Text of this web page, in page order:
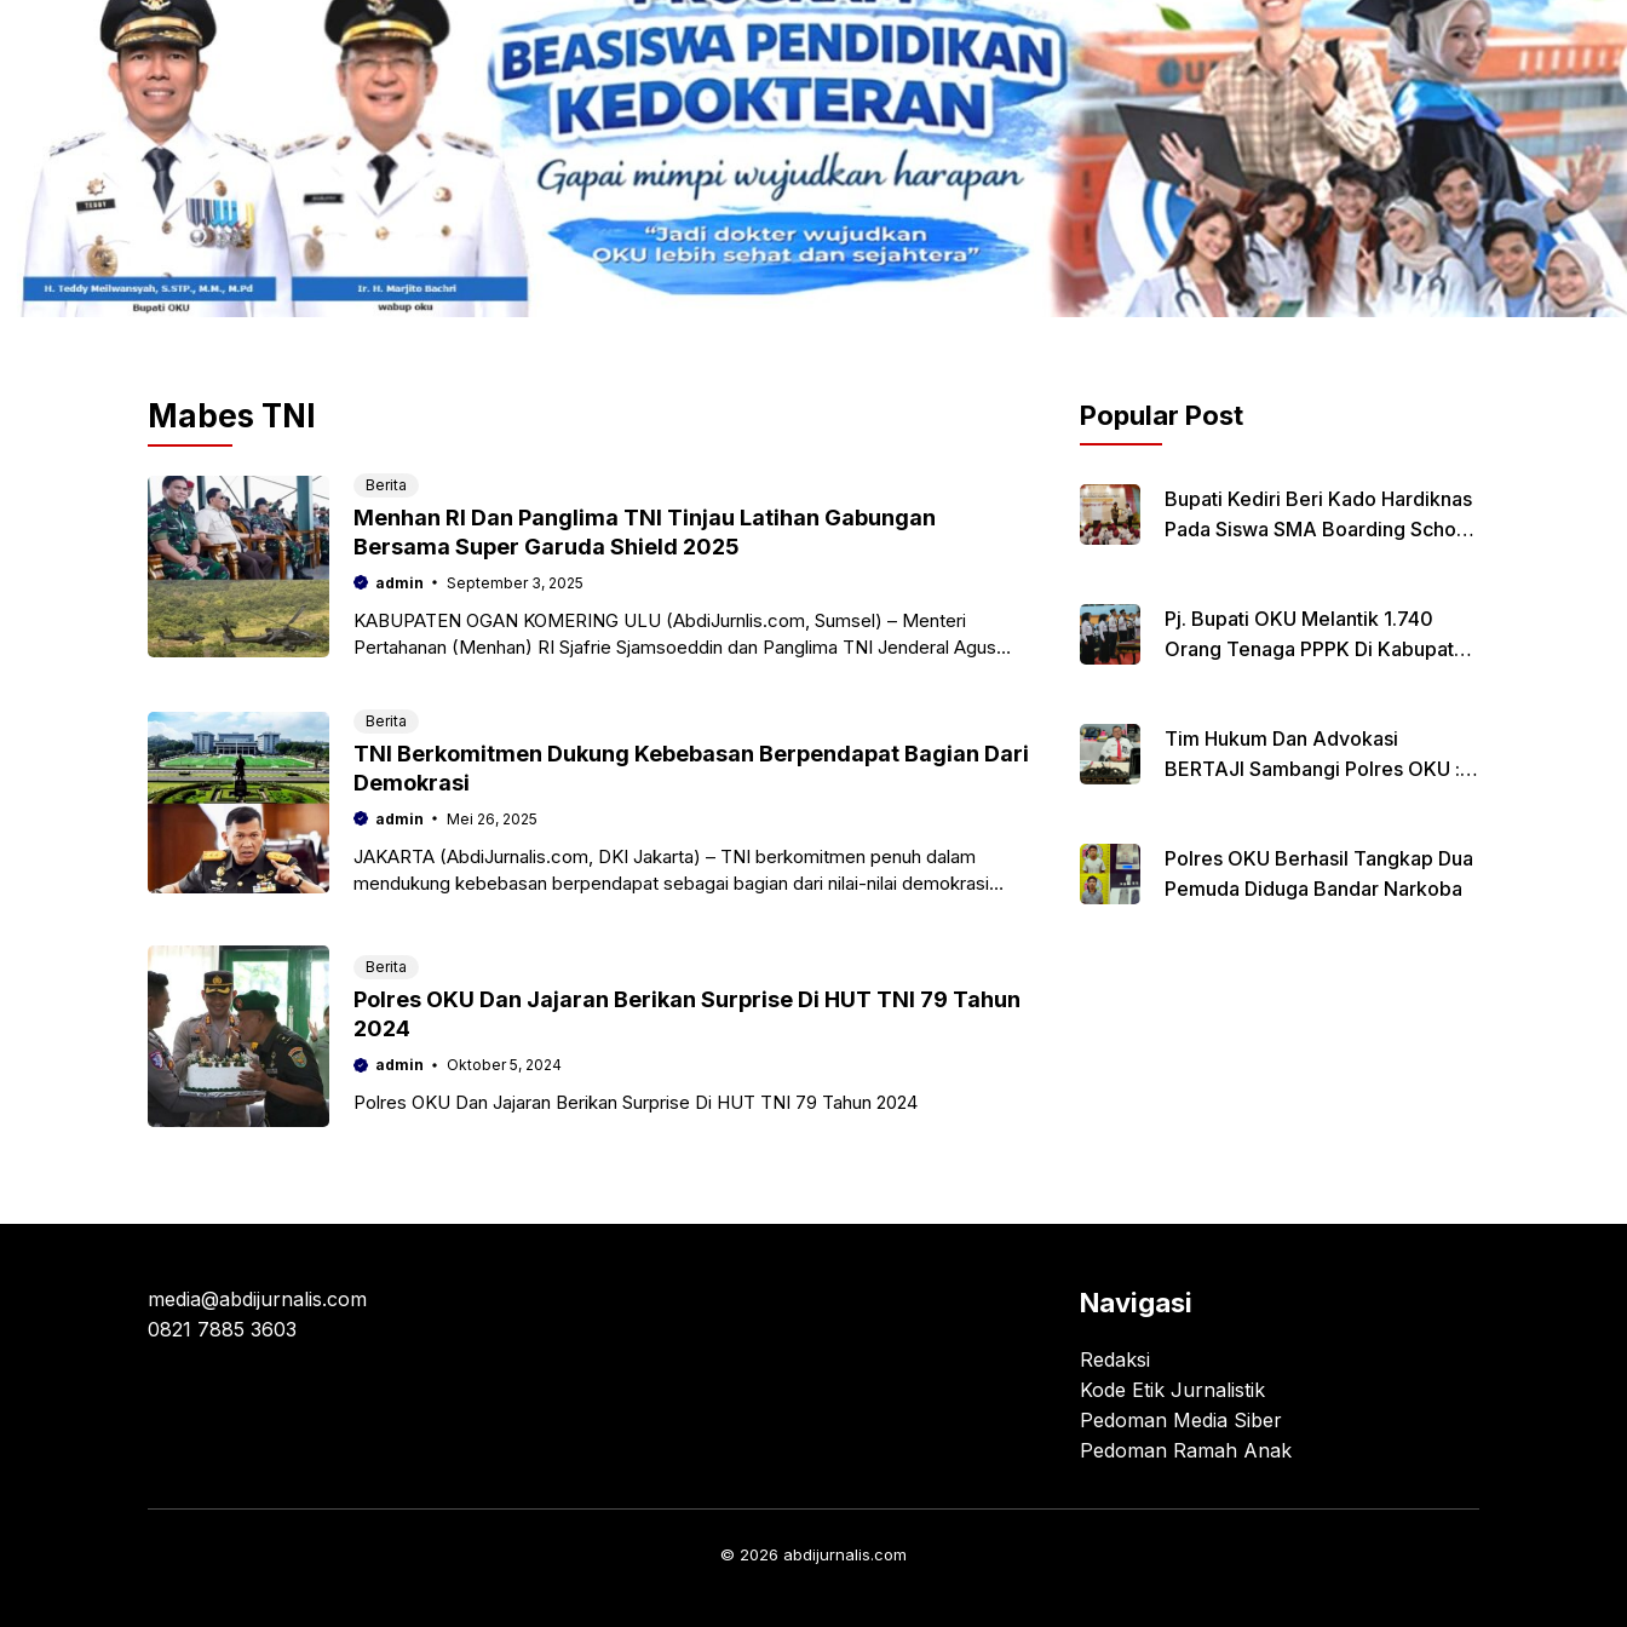
Mabes TNI
Berita
Menhan RI Dan Panglima TNI Tinjau Latihan Gabungan
Bersama Super Garuda Shield 2025
admin September 3, 2025
KABUPATEN OGAN KOMERING ULU (AbdiJurnlis.com, Sumsel) – Menteri
Pertahanan (Menhan) RI Sjafrie Sjamsoeddin dan Panglima TNI Jenderal Agus
Berita
TNI Berkomitmen Dukung Kebebasan Berpendapat Bagian Dari
Demokrasi
admin Mei 26, 2025
JAKARTA (AbdiJurnalis.com, DKI Jakarta) – TNI berkomitmen penuh dalam
mendukung kebebasan berpendapat sebagai bagian dari nilai-nilai demokrasi
Berita
Polres OKU Dan Jajaran Berikan Surprise Di HUT TNI 79 Tahun
2024
admin Oktober 5, 2024
Polres OKU Dan Jajaran Berikan Surprise Di HUT TNI 79 Tahun 2024
Popular Post
Bupati Kediri Beri Kado Hardiknas
Pada Siswa SMA Boarding School
Pj. Bupati OKU Melantik 1.740
Orang Tenaga PPPK Di Kabupaten
Tim Hukum Dan Advokasi
BERTAJI Sambangi Polres OKU :
Polres OKU Berhasil Tangkap Dua
Pemuda Diduga Bandar Narkoba
media@abdijurnalis.com
0821 7885 3603
Navigasi
Redaksi
Kode Etik Jurnalistik
Pedoman Media Siber
Pedoman Ramah Anak
© 2026 abdijurnalis.com